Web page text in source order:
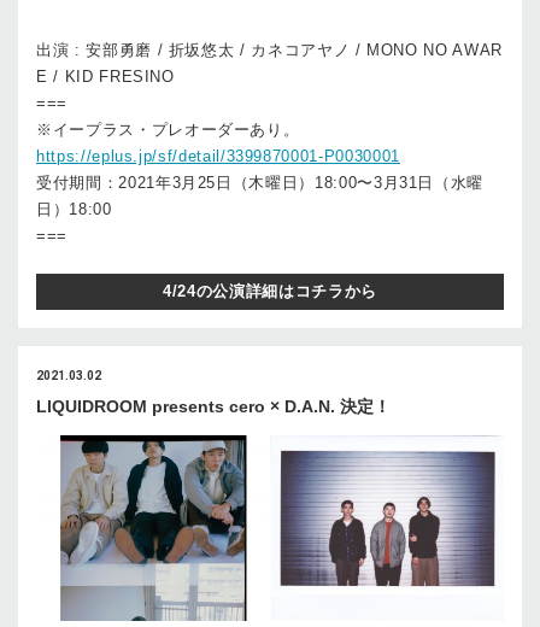
出演 : 安部勇磨 / 折坂悠太 / カネコアヤノ / MONO NO AWAR
E / KID FRESINO
===
※イープラス・プレオーダーあり。
https://eplus.jp/sf/detail/3399870001-P0030001
受付期間：2021年3月25日（木曜日）18:00〜3月31日（水曜
日）18:00
===
4/24の公演詳細はコチラから
2021.03.02
LIQUIDROOM presents cero × D.A.N. 決定！